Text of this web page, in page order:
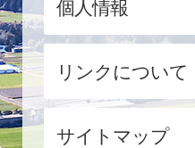
個人情報
リンクについて
サイトマップ